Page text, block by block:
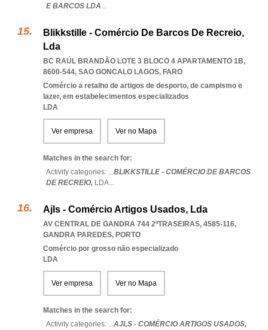
E BARCOS LDA...
Blikkstille - Comércio De Barcos De Recreio,
Lda
BC RAÚL BRANDÃO LOTE 3 BLOCO 4 APARTAMENTO 1B,
8600-544, SAO GONCALO LAGOS, FARO
Comércio a retalho de artigos de desporto, de campismo e
lazer, em estabelecimentos especializados
LDA
Ver empresa Ver no Mapa
Matches in the search for:
Activity categories: ...BLIKKSTILLE - COMÉRCIO DE BARCOS
DE RECREIO, LDA...
Ajls - Comércio Artigos Usados, Lda
AV CENTRAL DE GANDRA 744 2ºTRASEIRAS, 4585-116,
GANDRA PAREDES, PORTO
Comércio por grosso não especializado
LDA
Ver empresa Ver no Mapa
Matches in the search for:
Activity categories: ...AJLS - COMÉRCIO ARTIGOS USADOS,